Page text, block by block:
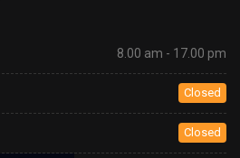
8.00 am - 17.00 pm
Closed
Closed